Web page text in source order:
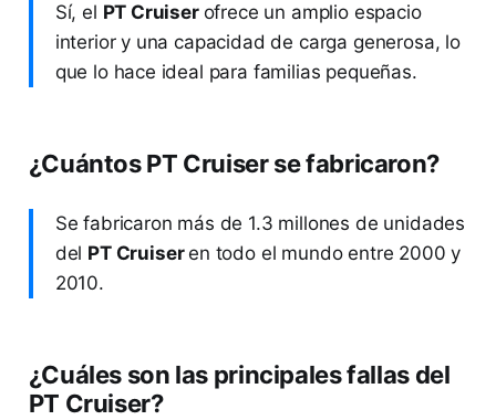
Sí, el PT Cruiser ofrece un amplio espacio
interior y una capacidad de carga generosa, lo
que lo hace ideal para familias pequeñas.
¿Cuántos PT Cruiser se fabricaron?
Se fabricaron más de 1.3 millones de unidades
del PT Cruiseren todo el mundo entre 2000 y
2010.
¿Cuáles son las principales fallas del
PT Cruiser?